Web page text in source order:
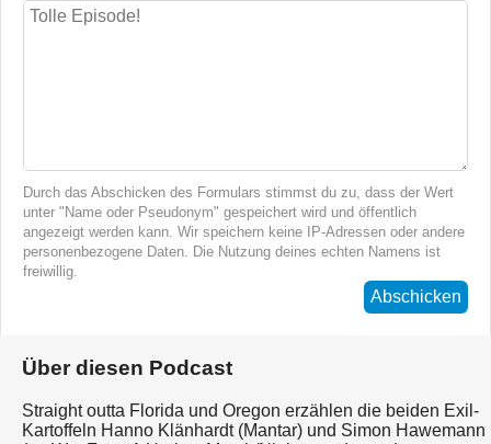
Durch das Abschicken des Formulars stimmst du zu, dass der Wert
unter "Name oder Pseudonym" gespeichert wird und öffentlich
angezeigt werden kann. Wir speichern keine IP-Adressen oder andere
personenbezogene Daten. Die Nutzung deines echten Namens ist
freiwillig.
Abschicken
Über diesen Podcast
Straight outta Florida und Oregon erzählen die beiden Exil-
Kartoffeln Hanno Klänhardt (Mantar) und Simon Hawemann